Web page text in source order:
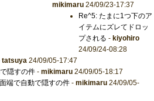
mikimaru24/09/23-17:37
Re^5: たまに1つ下のア
イテムにズレてドロッ
プされる - kiyohiro
24/09/24-08:28
tatsuya24/09/05-17:47
隠すの件 -mikimaru 24/09/05-18:17
端で自動で隠すの件- mikimaru24/09/05-